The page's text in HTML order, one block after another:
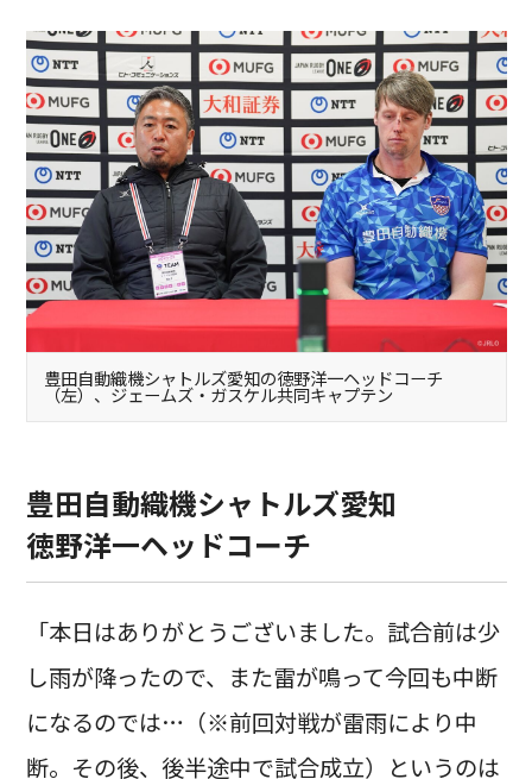
豊田自動織機シャトルズ愛知の徳野洋一ヘッドコーチ
（左）、ジェームズ・ガスケル共同キャプテン
豊田自動織機シャトルズ愛知
徳野洋一ヘッドコーチ
「本日はありがとうございました。試合前は少
し雨が降ったので、また雷が鳴って今回も中断
になるのでは…（※前回対戦が雷雨により中
断。その後、後半途中で試合成立）というのは